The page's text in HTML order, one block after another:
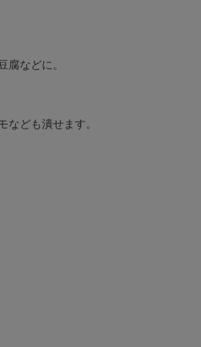
腐などに。
なども潰せます。